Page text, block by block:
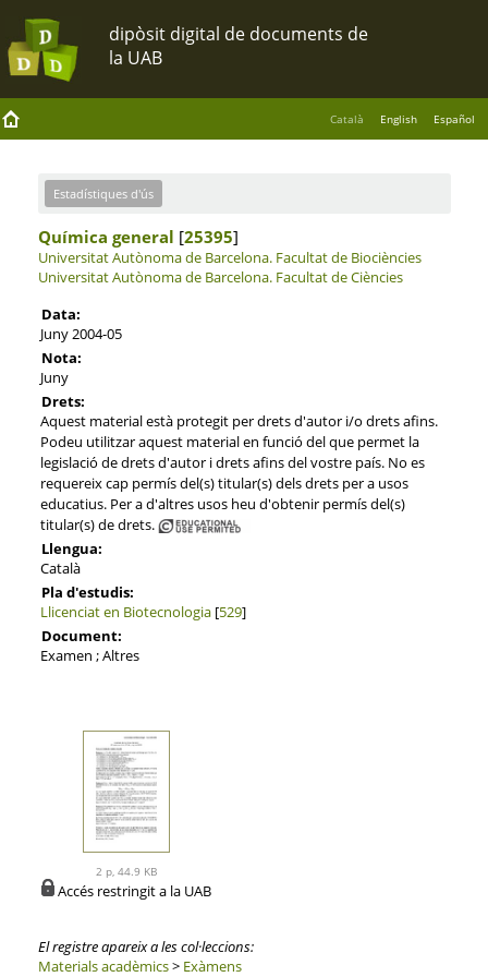
Català English Español
Estadístiques d'ús
Química general [25395]
Universitat Autònoma de Barcelona. Facultat de Biociències
Universitat Autònoma de Barcelona. Facultat de Ciències
Data:
Juny 2004-05
Nota:
Juny
Drets:
Aquest material està protegit per drets d'autor i/o drets afins.
Podeu utilitzar aquest material en funció del que permet la
legislació de drets d'autor i drets afins del vostre país. No es
requereix cap permís del(s) titular(s) dels drets per a usos
educatius. Per a d'altres usos heu d'obtenir permís del(s)
titular(s) de drets.
Llengua:
Català
Pla d'estudis:
Llicenciat en Biotecnologia[529]
Document:
Examen ; Altres
2 p, 44.9 KB
Accés restringit a la UAB
El registre apareix a les col·leccions:
Materials acadèmics> Exàmens